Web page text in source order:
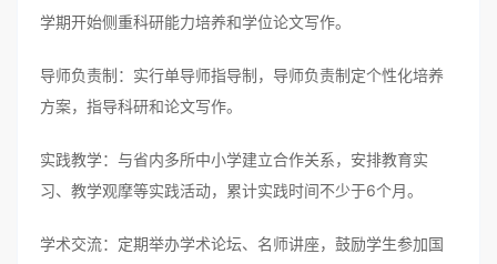
学期开始侧重科研能力培养和学位论文写作。
导师负责制：实行单导师指导制，导师负责制定个性化培养
方案，指导科研和论文写作。
实践教学：与省内多所中小学建立合作关系，安排教育实
习、教学观摩等实践活动，累计实践时间不少于6个月。
学术交流：定期举办学术论坛、名师讲座，鼓励学生参加国